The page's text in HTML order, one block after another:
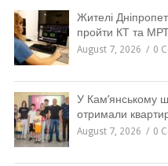
Жителі
пройти КТ та
August 7, 2026 0
У Кам’янському
отримали
August 7, 2026 0